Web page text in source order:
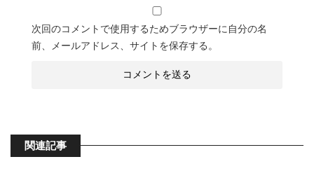
次回のコメントで使用するためブラウザーに自分の名
前、メールアドレス、サイトを保存する。
関連記事